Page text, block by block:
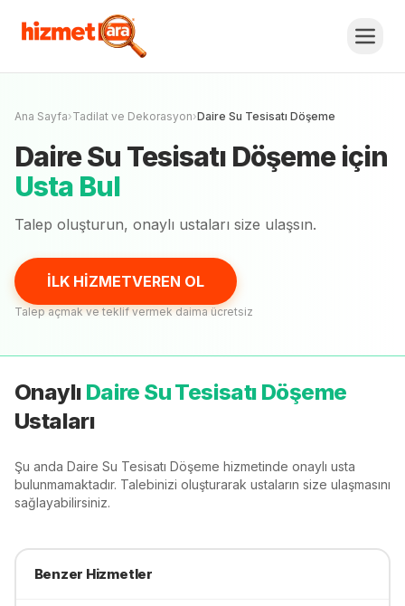
Daire Su Tesisatı Döşeme
Al, Karşılaştır.
İLK HİZMETVEREN OL
Ana Sayfa›Tadilat ve Dekorasyon›Daire Su Tesisatı Döşeme
Daire Su Tesisatı Döşemeiçin
Usta Bul
Talep oluşturun, onaylı ustaları size ulaşsın.
İLK HİZMETVEREN OL
Talep açmak ve teklif vermek daima ücretsiz
Onaylı Daire Su Tesisatı Döşeme
Ustaları
Şu anda Daire Su Tesisatı Döşeme hizmetinde onaylı usta
bulunmamaktadır. Talebinizi oluşturarak ustaların size ulaşmasını
sağlayabilirsiniz.
Benzer Hizmetler